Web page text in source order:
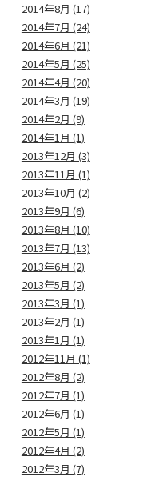
2014年8月 (17)
2014年7月 (24)
2014年6月 (21)
2014年5月 (25)
2014年4月 (20)
2014年3月 (19)
2014年2月 (9)
2014年1月 (1)
2013年12月 (3)
2013年11月 (1)
2013年10月 (2)
2013年9月 (6)
2013年8月 (10)
2013年7月 (13)
2013年6月 (2)
2013年5月 (2)
2013年3月 (1)
2013年2月 (1)
2013年1月 (1)
2012年11月 (1)
2012年8月 (2)
2012年7月 (1)
2012年6月 (1)
2012年5月 (1)
2012年4月 (2)
2012年3月 (7)